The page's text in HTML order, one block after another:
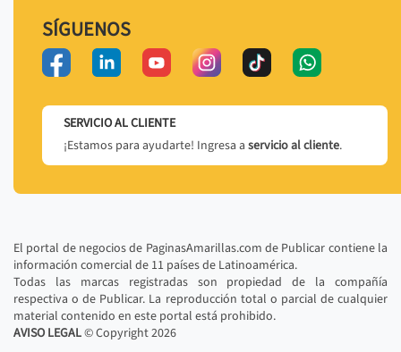
SÍGUENOS
SERVICIO AL CLIENTE
¡Estamos para ayudarte! Ingresa a servicio al cliente.
El portal de negocios de PaginasAmarillas.com de Publicar contiene la
información comercial de 11 países de Latinoamérica.
Todas las marcas registradas son propiedad de la compañía
respectiva o de Publicar. La reproducción total o parcial de cualquier
material contenido en este portal está prohibido.
AVISO LEGAL© Copyright2026